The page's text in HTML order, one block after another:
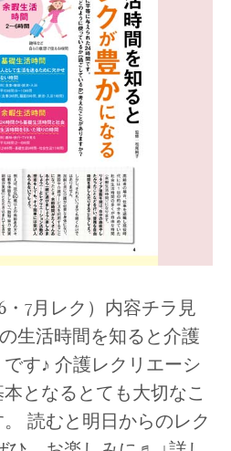
・7月レク）内容チラ見
生活時間を知ると介護
す♪ 介護レクリエーシ
となるとても大切なこ
読むと明日からのレク